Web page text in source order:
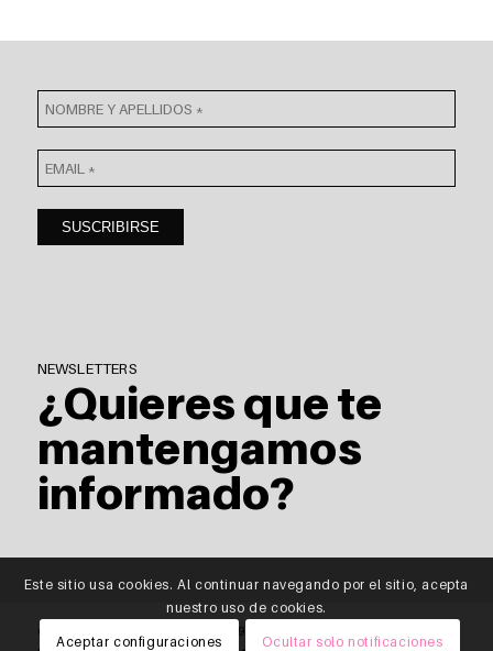
NEWSLETTERS
¿Quieres que te
mantengamos
informado?
© Copyright - saitra / HOMING \ | 976 818 512 |
Este sitio usa cookies. Al continuar navegando por el sitio, acepta
nuestro uso de cookies.
Aceptar configuraciones Ocultar solo notificaciones